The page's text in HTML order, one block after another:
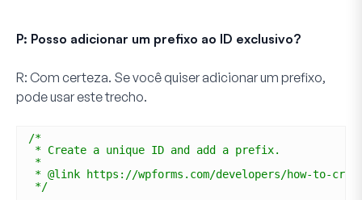
P: Posso adicionar um prefixo ao ID exclusivo?
R: Com certeza. Se você quiser adicionar um prefixo,
pode usar este trecho.
/*
* Create a unique ID and add a prefix.
*
* @link https://wpforms.com/developers/how-to-
*/